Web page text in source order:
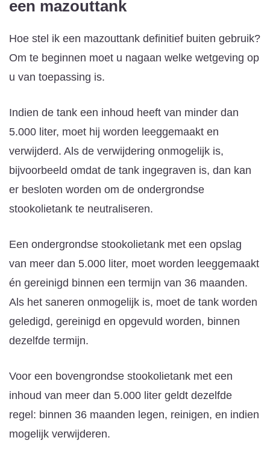
een mazouttank
Hoe stel ik een mazouttank definitief buiten gebruik?
Om te beginnen moet u nagaan welke wetgeving op
u van toepassing is.
Indien de tank een inhoud heeft van minder dan
5.000 liter, moet hij worden leeggemaakt en
verwijderd. Als de verwijdering onmogelijk is,
bijvoorbeeld omdat de tank ingegraven is, dan kan
er besloten worden om de ondergrondse
stookolietank te neutraliseren.
Een ondergrondse stookolietank met een opslag
van meer dan 5.000 liter, moet worden leeggemaakt
én gereinigd binnen een termijn van 36 maanden.
Als het saneren onmogelijk is, moet de tank worden
geledigd, gereinigd en opgevuld worden, binnen
dezelfde termijn.
Voor een bovengrondse stookolietank met een
inhoud van meer dan 5.000 liter geldt dezelfde
regel: binnen 36 maanden legen, reinigen, en indien
mogelijk verwijderen.